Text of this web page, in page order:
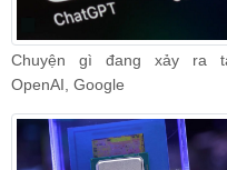
Chuyện gì đang xảy ra
OpenAI, Google